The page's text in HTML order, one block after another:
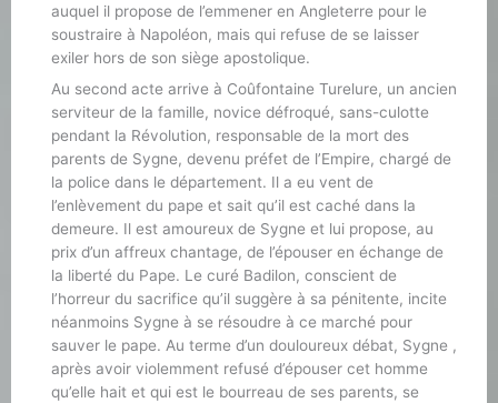
auquel il propose de l’emmener en Angleterre pour le
soustraire à Napoléon, mais qui refuse de se laisser
exiler hors de son siège apostolique.
Au second acte arrive à Coûfontaine Turelure, un ancien
serviteur de la famille, novice défroqué, sans-culotte
pendant la Révolution, responsable de la mort des
parents de Sygne, devenu préfet de l’Empire, chargé de
la police dans le département. Il a eu vent de
l’enlèvement du pape et sait qu’il est caché dans la
demeure. Il est amoureux de Sygne et lui propose, au
prix d’un affreux chantage, de l’épouser en échange de
la liberté du Pape. Le curé Badilon, conscient de
l’horreur du sacrifice qu’il suggère à sa pénitente, incite
néanmoins Sygne à se résoudre à ce marché pour
sauver le pape. Au terme d’un douloureux débat, Sygne ,
après avoir violemment refusé d’épouser cet homme
qu’elle hait et qui est le bourreau de ses parents, se